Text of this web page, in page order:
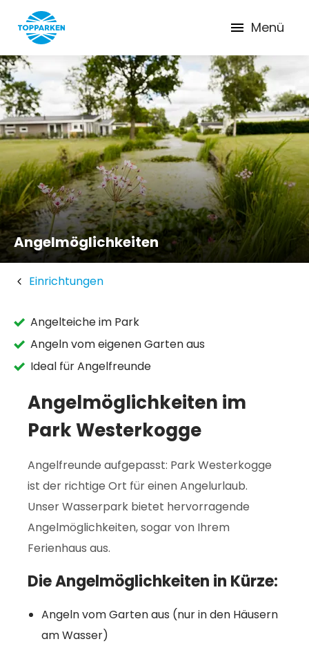
Menü
Angelmöglichkeiten
Einrichtungen
Angelteiche im Park
Angeln vom eigenen Garten aus
Ideal für Angelfreunde
Angelmöglichkeiten im
Park Westerkogge
Angelfreunde aufgepasst: Park Westerkogge
ist der richtige Ort für einen Angelurlaub.
Unser Wasserpark bietet hervorragende
Angelmöglichkeiten, sogar von Ihrem
Ferienhaus aus.
Die Angelmöglichkeiten in Kürze:
Angeln vom Garten aus (nur in den Häusern
am Wasser)